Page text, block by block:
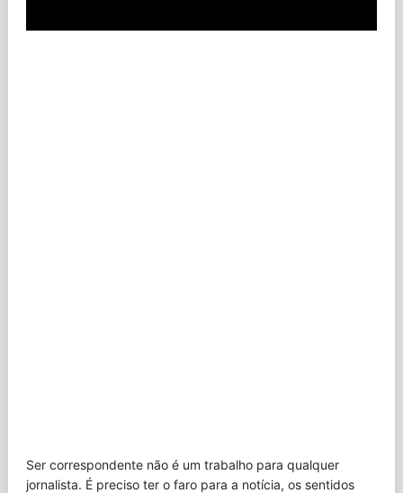
Ser correspondente não é um trabalho para qualquer
jornalista. É preciso ter o faro para a notícia, os sentidos